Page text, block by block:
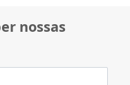
nossas